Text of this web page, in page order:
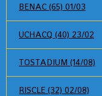
BENAC (65) 01/03
UCHACQ (40) 23/02
TOSTADIUM (14/08)
RISCLE (32) 02/08)